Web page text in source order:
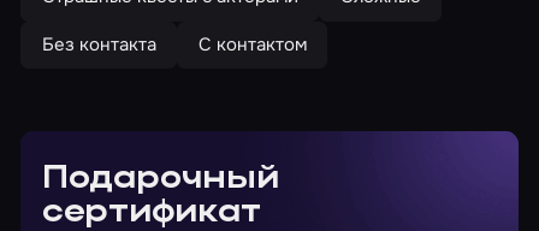
Без контакта
С контактом
Подарочный
сертификат